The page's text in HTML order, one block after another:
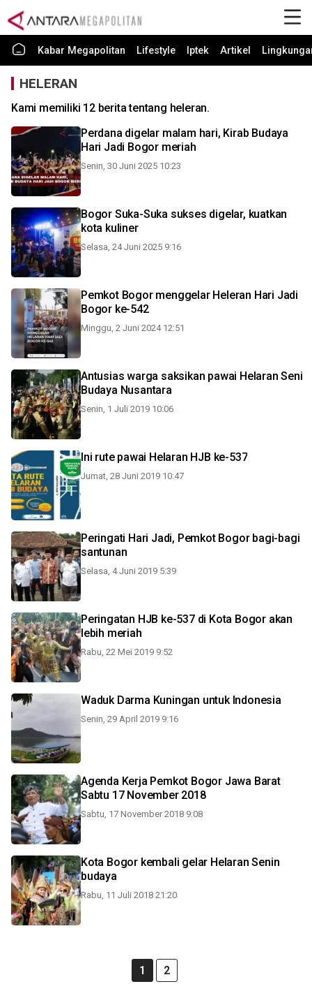
Kabar Megapolitan Lifestyle Iptek Artikel
HELERAN
Kami memiliki 12 berita tentang heleran.
Perdana digelar malam hari, Kirab Budaya
Hari Jadi Bogor meriah
Senin, 30 Juni 2025 10:23
Bogor Suka-Suka sukses digelar, kuatkan
kota kuliner
Selasa, 24 Juni 2025 9:16
Pemkot Bogor menggelar Heleran Hari Jadi
Bogor ke-542
Minggu, 2 Juni 2024 12:51
Antusias warga saksikan pawai Helaran Seni
Budaya Nusantara
Senin, 1 Juli 2019 10:06
Ini rute pawai Helaran HJB ke-537
Jumat, 28 Juni 2019 10:47
Peringati Hari Jadi, Pemkot Bogor bagi-bagi
santunan
Selasa, 4 Juni 2019 5:39
Peringatan HJB ke-537 di Kota Bogor akan
lebih meriah
Rabu, 22 Mei 2019 9:52
Waduk Darma Kuningan untuk Indonesia
Senin, 29 April 2019 9:16
Agenda Kerja Pemkot Bogor Jawa Barat
Sabtu 17 November 2018
Sabtu, 17 November 2018 9:08
Kota Bogor kembali gelar Helaran Senin
budaya
Rabu, 11 Juli 2018 21:20
1 2